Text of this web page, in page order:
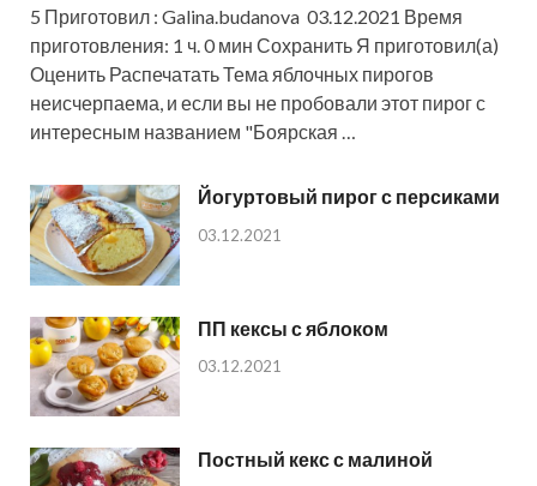
5 Приготовил : Galina.budanova 03.12.2021 Время
приготовления: 1 ч. 0 мин Сохранить Я приготовил(а)
Оценить Распечатать Тема яблочных пирогов
неисчерпаема, и если вы не пробовали этот пирог с
интересным названием "Боярская …
Йогуртовый пирог с персиками
03.12.2021
ПП кексы с яблоком
03.12.2021
Постный кекс с малиной